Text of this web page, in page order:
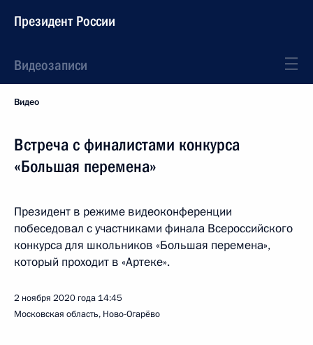
Президент России
Видеозаписи
Видео
Встреча с финалистами конкурса
«Большая перемена»
Президент в режиме видеоконференции
побеседовал с участниками финала Всероссийского
конкурса для школьников «Большая перемена»,
который проходит в «Артеке».
2 ноября 2020 года 14:45
Московская область, Ново-Огарёво